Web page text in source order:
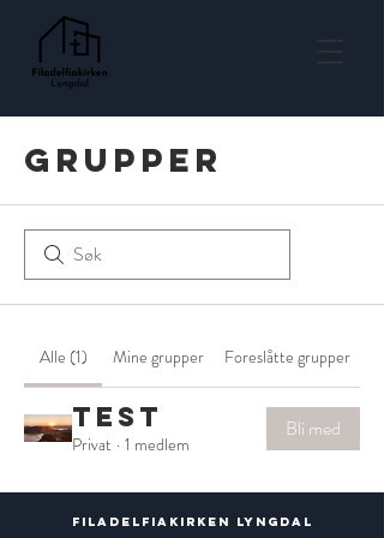
Grupper
Alle (1) Mine grupper Foreslåtte grupper
Test
Privat · 1 medlem
Bli med
Filadelfiakirken Lyngdal